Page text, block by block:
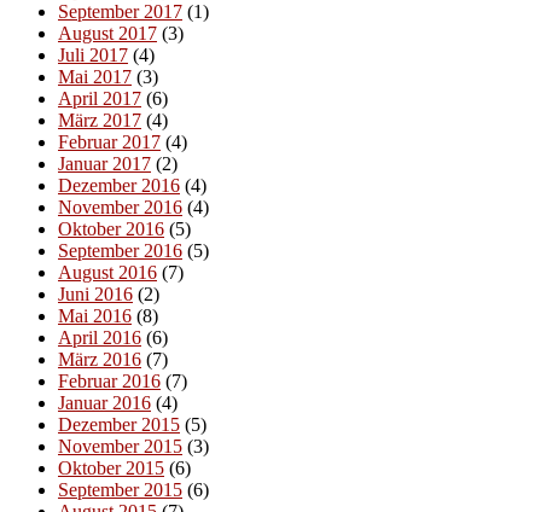
September 2017 (1)
August 2017 (3)
Juli 2017 (4)
Mai 2017 (3)
April 2017 (6)
März 2017 (4)
Februar 2017 (4)
Januar 2017 (2)
Dezember 2016 (4)
November 2016 (4)
Oktober 2016 (5)
September 2016 (5)
August 2016 (7)
Juni 2016 (2)
Mai 2016 (8)
April 2016 (6)
März 2016 (7)
Februar 2016 (7)
Januar 2016 (4)
Dezember 2015 (5)
November 2015 (3)
Oktober 2015 (6)
September 2015 (6)